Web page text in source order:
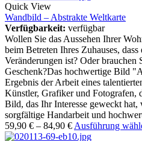
Quick View
Wandbild – Abstrakte Weltkarte
Verfügbarkeit: verfügbar
Wollen Sie das Aussehen Ihrer
beim Betreten Ihres Zuhauses,
Veränderungen ist? Oder brauchen
Geschenk?Das hochwertige Bild
Ergebnis der Arbeit eines
Künstler, Grafiker und Fotografen,
Bild, das Ihr Interesse geweckt
sorgfältige Handarbeit und
59,90 € – 84,90 € Ausführung